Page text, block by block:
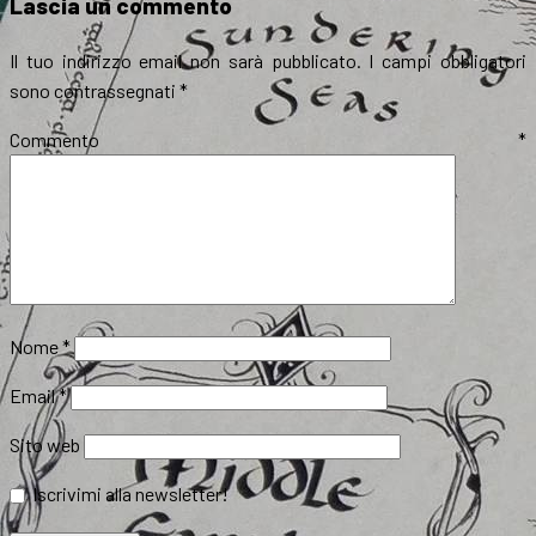
Lascia un commento
Il tuo indirizzo email non sarà pubblicato. I campi obbligatori
sono contrassegnati *
Commento *
Nome*
Email*
Sito web
Iscrivimi alla newsletter!